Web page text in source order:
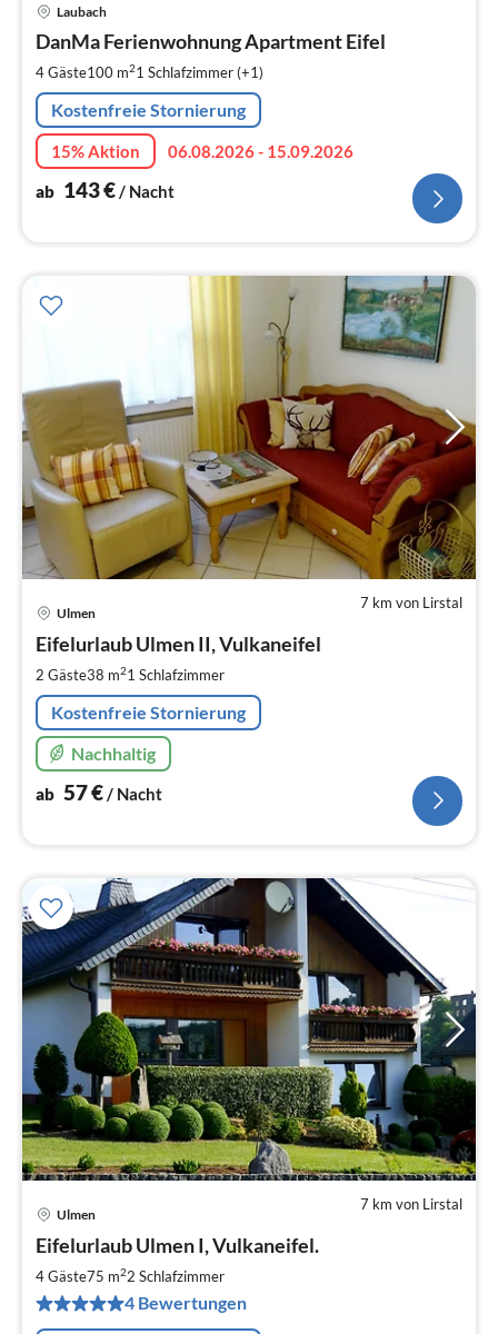
Laubach
DanMa Ferienwohnung Apartment Eifel
4 Gäste100 m21 Schlafzimmer (+1)
Kostenfreie Stornierung
15% Aktion
06.08.2026 - 15.09.2026
ab 143€/ Nacht
7 km von Lirstal
Ulmen
Eifelurlaub Ulmen II, Vulkaneifel
2 Gäste38 m21 Schlafzimmer
Kostenfreie Stornierung
Nachhaltig
ab 57€/ Nacht
7 km von Lirstal
Ulmen
Eifelurlaub Ulmen I, Vulkaneifel.
4 Gäste75 m22 Schlafzimmer
4 Bewertungen